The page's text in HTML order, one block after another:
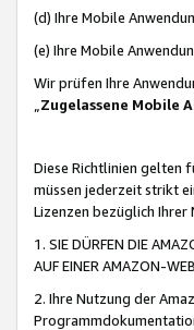
(d) Ihre Mobile
(e) Ihre Mobile
Wir prüfen Ihre
„Zugelassene Mobile
Diese Richtlinien gelten
müssen jederzeit strikt
Lizenzen bezüglich
1. SIE DÜRFEN DIE
AUF EINER AMAZON-
2. Ihre Nutzung der